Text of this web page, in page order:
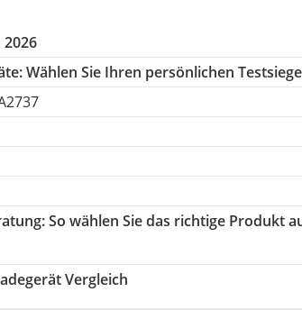
Wählen Sie Ihren persönlichen
: So wählen Sie das richtige Produkt
Vergleich